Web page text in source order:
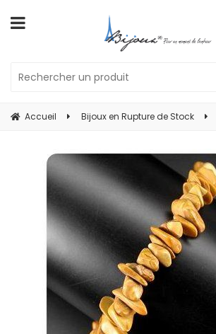
Accueil Bijoux en Rupture de Stock